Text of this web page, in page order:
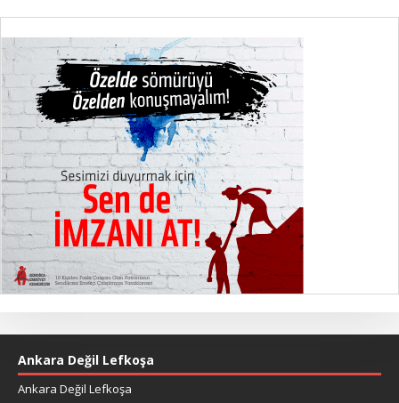
Ankara Değil Lefkoşa
Ankara Değil Lefkoşa